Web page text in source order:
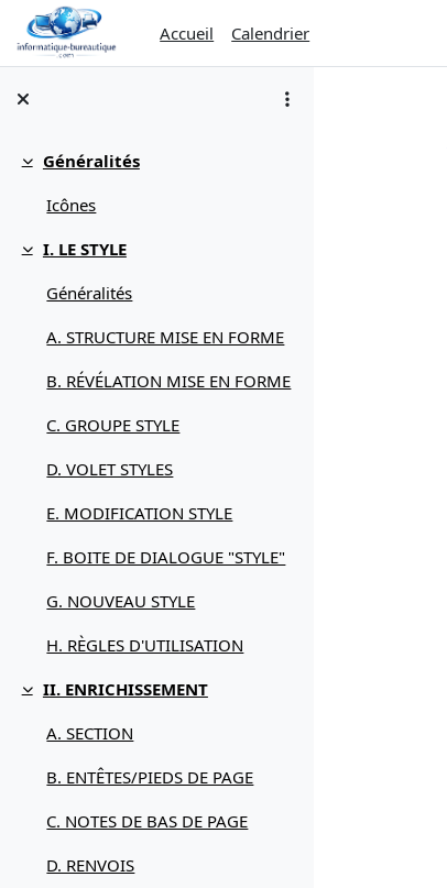
Passer au contenu principal
Accueil
Calendrier
Replier
Généralités
Icônes
Replier
I. LE STYLE
Généralités
A. STRUCTURE MISE EN FORME
B. RÉVÉLATION MISE EN FORME
C. GROUPE STYLE
D. VOLET STYLES
E. MODIFICATION STYLE
F. BOITE DE DIALOGUE "STYLE"
G. NOUVEAU STYLE
H. RÈGLES D'UTILISATION
Replier
II. ENRICHISSEMENT
A. SECTION
B. ENTÊTES/PIEDS DE PAGE
C. NOTES DE BAS DE PAGE
D. RENVOIS